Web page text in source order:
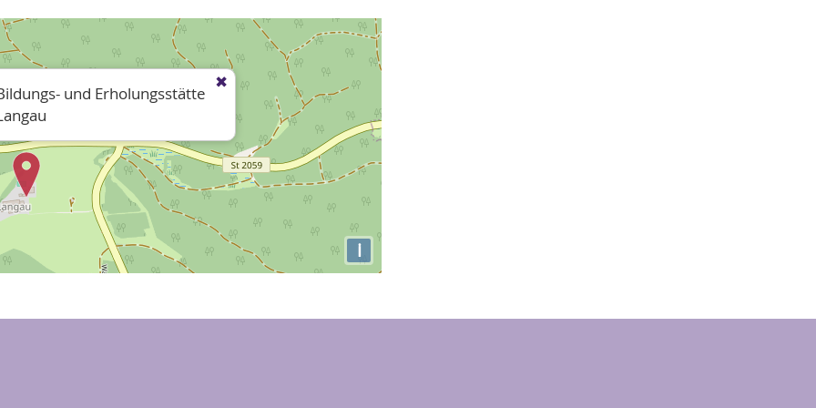
und Erholungsstätte
i